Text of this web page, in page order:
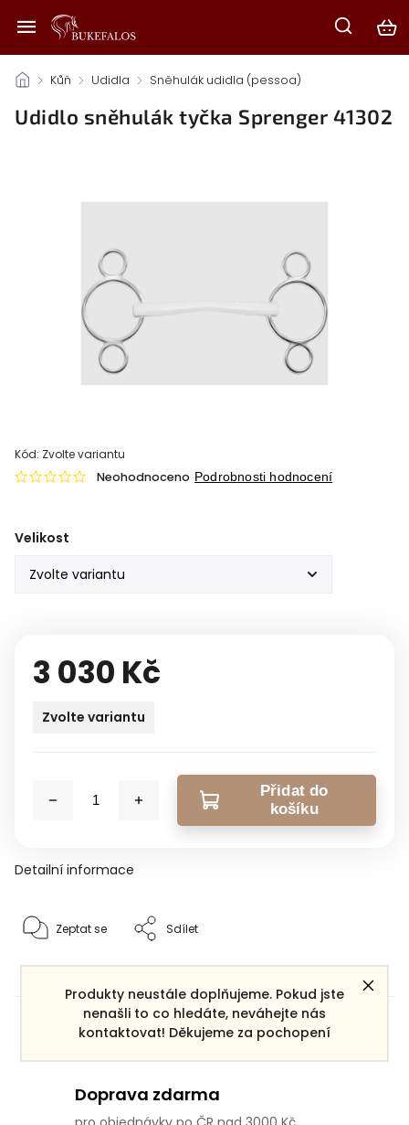
Produkty neustále doplňujeme. Pokud jste
nenašli to co hledáte, neváhejte nás
kontaktovat! Děkujeme za pochopení
/ Kůň / Udidla / Sněhulák udidla (pessoa)
Udidlo sněhulák tyčka Sprenger 41302
Kód: Zvolte variantu
Neohodnoceno Podrobnosti hodnocení
Velikost
3 030 Kč
Zvolte variantu
Přidat do
košíku
Detailní informace
Zeptat se Sdílet
Dárek zdarma
Doprava zdarma